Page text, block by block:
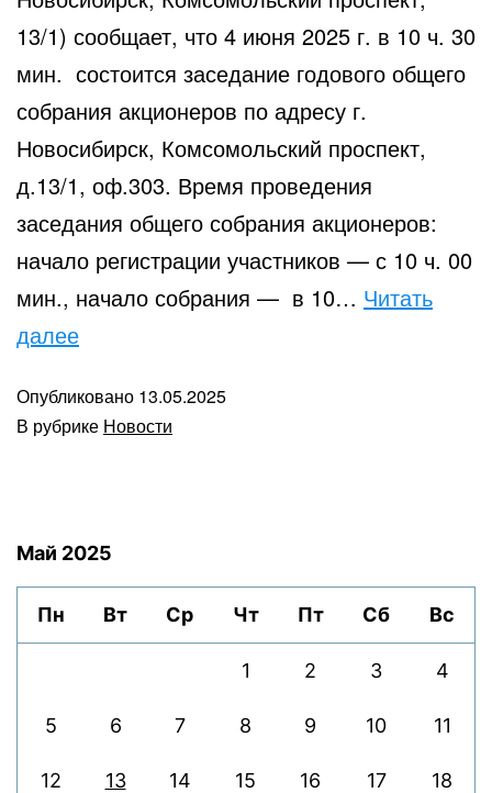
13/1) сообщает, что 4 июня 2025 г. в 10 ч. 30
мин. состоится заседание годового общего
собрания акционеров по адресу г.
Новосибирск, Комсомольский проспект,
д.13/1, оф.303. Время проведения
заседания общего собрания акционеров:
начало регистрации участников — с 10 ч. 00
мин., начало собрания — в 10… Читать
далееСООБЩЕНИЕ
ПРОВЕДЕНИИ
ГОДОВОГО
АКЦИОНЕРОВ
ОАО
«ОБЬ-
Опубликовано 13.05.2025
В рубрике Новости
Май 2025
Пн Вт Ср Чт Пт Сб Вс
1 2 3 4
5 6 7 8 9 10 11
12 13 14 15 16 17 18